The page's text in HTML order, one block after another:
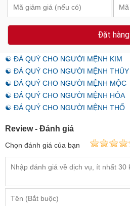
Đặt hàng
☯ ĐÁ QUÝ CHO NGƯỜI MỆNH KIM
☯ ĐÁ QUÝ CHO NGƯỜI MỆNH THỦY
☯ ĐÁ QUÝ CHO NGƯỜI MỆNH MỘC
☯ ĐÁ QUÝ CHO NGƯỜI MỆNH HỎA
☯ ĐÁ QUÝ CHO NGƯỜI MỆNH THỔ
Review - Đánh giá
Chọn đánh giá của bạn